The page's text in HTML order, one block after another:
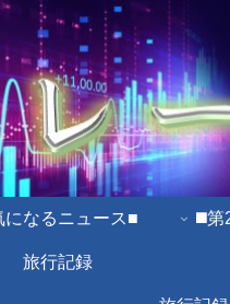
になるニュース■ ◼️第
旅行記録